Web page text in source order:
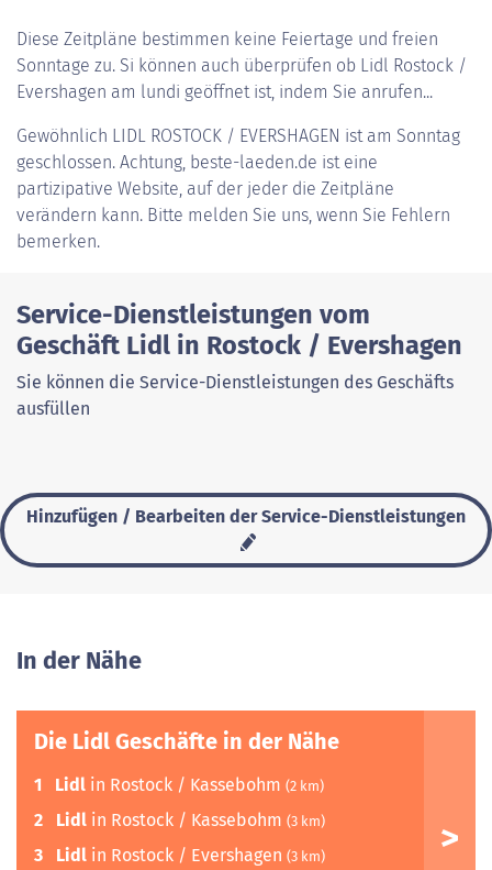
Diese Zeitpläne bestimmen keine Feiertage und freien
Sonntage zu. Si können auch überprüfen ob Lidl Rostock /
Evershagen am lundi geöffnet ist, indem Sie anrufen...
Gewöhnlich LIDL ROSTOCK / EVERSHAGEN ist am Sonntag
geschlossen. Achtung, beste-laeden.de ist eine
partizipative Website, auf der jeder die Zeitpläne
verändern kann. Bitte melden Sie uns, wenn Sie Fehlern
bemerken.
Service-Dienstleistungen vom
Geschäft Lidl in Rostock / Evershagen
Sie können die Service-Dienstleistungen des Geschäfts
ausfüllen
Hinzufügen / Bearbeiten der Service-Dienstleistungen
In der Nähe
Die Lidl Geschäfte in der Nähe
1 Lidl in Rostock / Kassebohm (2 km)
2 Lidl in Rostock / Kassebohm (3 km)
3 Lidl in Rostock / Evershagen (3 km)